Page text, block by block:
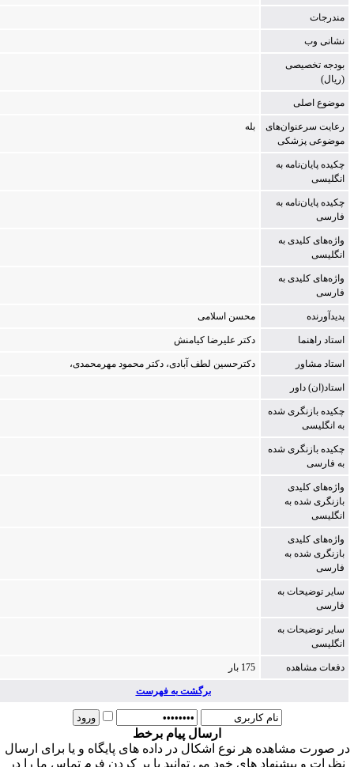
مندرجات
نشانی وب
بودجه تخصیصی
(ریال)
موضوع اصلی
رعایت سرعنوان‌های
موضوعی پزشکی
بله
چکیده پایان‌نامه به
انگلیسی
چکیده پایان‌نامه به
فارسی
واژه‌های کلیدی به
انگلیسی
واژه‌های کلیدی به
فارسی
پدیدآورنده م‍ح‍س‍ن‌ اس‍لام‍ی‌
استاد راهنما دک‍ت‍ر ع‍ل‍ی‍رض‍ا ک‍ی‍ام‍ن‍ش‌
استاد مشاور دک‍ت‍رح‍س‍ی‍ن‌ ل‍طف‌ آب‍ادی‌، دک‍ت‍ر م‍ح‍م‍ود م‍ه‍رم‍ح‍م‍دی‌،
استاد(ان) داور
چکیده بازنگری شده
به انگلیسی
چکیده بازنگری شده
به فارسی
واژه‌های کلیدی
بازنگری شده به
انگلیسی
واژه‌های کلیدی
بازنگری شده به
فارسی
سایر توضیحات به
فارسی
سایر توضیحات به
انگلیسی
دفعات مشاهده 175 بار
برگشت به فهرست
ارسال پیام برخط
صورت مشاهده هر نوع اشکال در داده های پایگاه و یا برای ارسال
نظرات و پیشنهاد های خود می توانید با پر کردن فرم تماس ما را در